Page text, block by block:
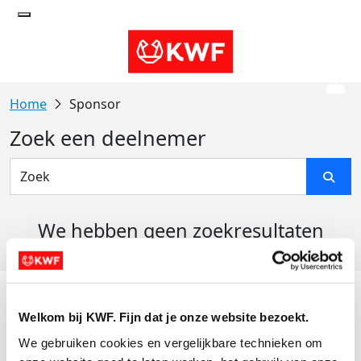
Welkom bij KWF. Fijn dat je onze website bezoekt.
We gebruiken cookies en vergelijkbare technieken om
Sponsor
Zoek een deelnemer
We hebben geen zoekresultaten
Actiematerialen
Evenementen